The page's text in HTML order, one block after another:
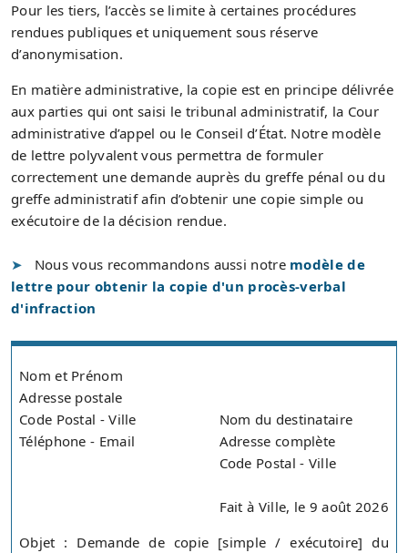
Pour les tiers, l’accès se limite à certaines procédures
rendues publiques et uniquement sous réserve
d’anonymisation.
En matière administrative, la copie est en principe délivrée
aux parties qui ont saisi le tribunal administratif, la Cour
administrative d’appel ou le Conseil d’État. Notre modèle
de lettre polyvalent vous permettra de formuler
correctement une demande auprès du greffe pénal ou du
greffe administratif afin d’obtenir une copie simple ou
exécutoire de la décision rendue.
Nous vous recommandons aussi notre modèle de
lettre pour obtenir la copie d'un procès-verbal
d'infraction
Nom et Prénom
Adresse postale
Code Postal - Ville
Téléphone - Email
Nom du destinataire
Adresse complète
Code Postal - Ville
Fait à Ville, le 9 août 2026
Objet : Demande de copie [simple / exécutoire] du